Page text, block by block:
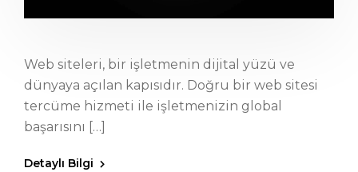
Web siteleri, bir işletmenin dijital yüzü ve
dünyaya açılan kapısıdır. Doğru bir web sitesi
tercüme hizmeti ile işletmenizin global
başarısını […]
Detaylı Bilgi